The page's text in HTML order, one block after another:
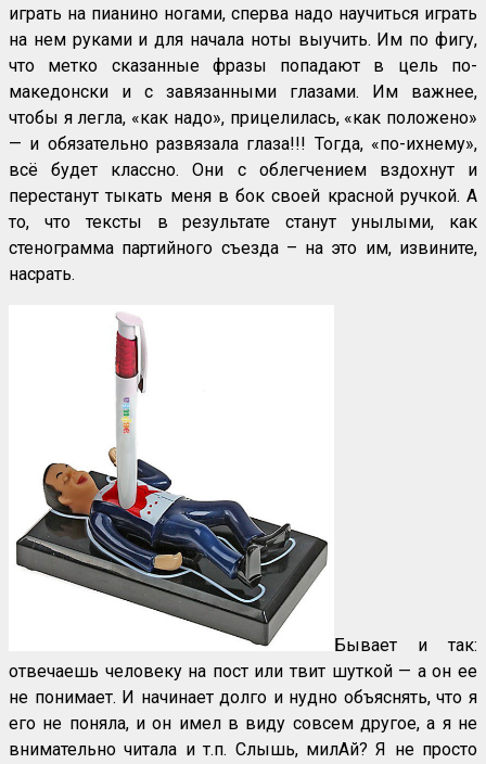
играть на пианино ногами, сперва надо научиться играть
на нем руками и для начала ноты выучить. Им по фигу,
что метко сказанные фразы попадают в цель по-
македонски и с завязанными глазами. Им важнее,
чтобы я легла, «как надо», прицелилась, «как положено»
— и обязательно развязала глаза!!! Тогда, «по-ихнему»,
всё будет классно. Они с облегчением вздохнут и
перестанут тыкать меня в бок своей красной ручкой. А
то, что тексты в результате станут унылыми, как
стенограмма партийного съезда – на это им, извините,
насрать.
Бывает и так:
отвечаешь человеку на пост или твит шуткой — а он ее
не понимает. И начинает долго и нудно объяснять, что я
его не поняла, и он имел в виду совсем другое, а я не
внимательно читала и т.п. Слышь, милАй? Я не просто